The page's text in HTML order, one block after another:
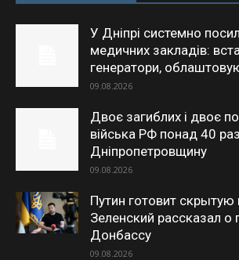
У Дніпрі системно
медичних закладів:
генератори,
09.08.2026
Двоє загиблих і двоє
війська РФ понад 40
Дніпропетровщину
09.08.2026
Путин готовит
Зеленский рассказал о
Донбассу
09.08.2026